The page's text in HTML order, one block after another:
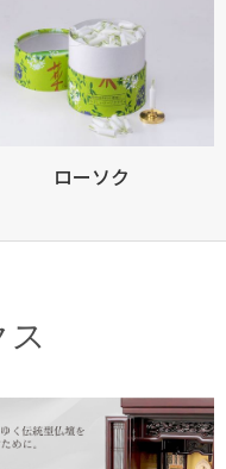
ローソク
ス